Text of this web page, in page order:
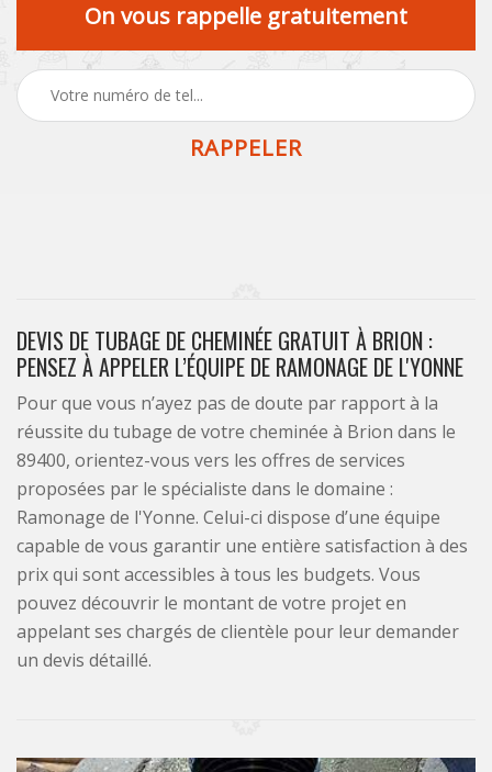
On vous rappelle gratuitement
DEVIS DE TUBAGE DE CHEMINÉE GRATUIT À BRION :
PENSEZ À APPELER L’ÉQUIPE DE RAMONAGE DE L'YONNE
Pour que vous n’ayez pas de doute par rapport à la
réussite du tubage de votre cheminée à Brion dans le
89400, orientez-vous vers les offres de services
proposées par le spécialiste dans le domaine :
Ramonage de l'Yonne. Celui-ci dispose d’une équipe
capable de vous garantir une entière satisfaction à des
prix qui sont accessibles à tous les budgets. Vous
pouvez découvrir le montant de votre projet en
appelant ses chargés de clientèle pour leur demander
un devis détaillé.